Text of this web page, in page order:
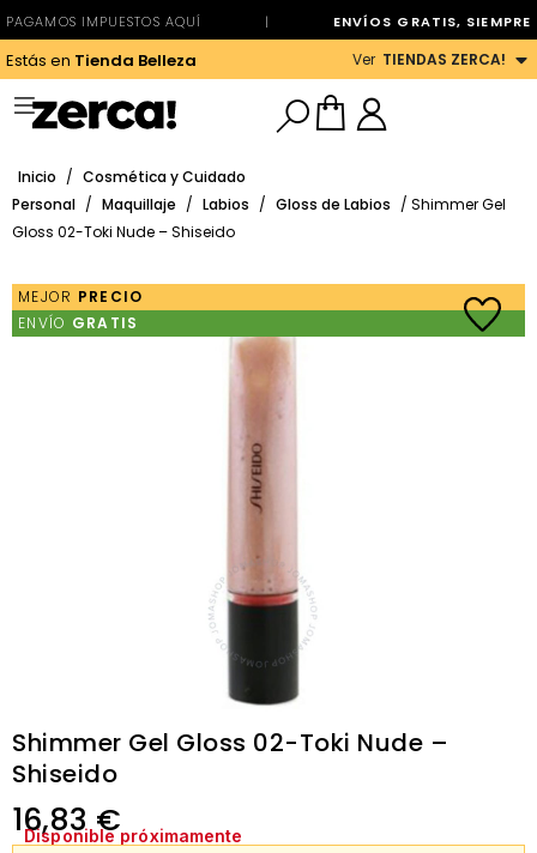
PAGAMOS IMPUESTOS AQUÍ | ENVÍOS GRATIS, SIEMPRE
Estás en Tienda Belleza Ver TIENDAS ZERCA!
Inicio / Cosmética y Cuidado
Personal / Maquillaje / Labios / Gloss de Labios / Shimmer Gel
Gloss 02-Toki Nude – Shiseido
MEJOR PRECIO
ENVÍO GRATIS
Shimmer Gel Gloss 02-Toki Nude –
Shiseido
16,83€
Disponible próximamente